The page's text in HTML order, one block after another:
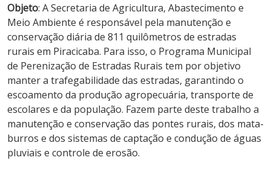
Objeto: A Secretaria de Agricultura, Abastecimento e
Meio Ambiente é responsável pela manutenção e
conservação diária de 811 quilômetros de estradas
rurais em Piracicaba. Para isso, o Programa Municipal
de Perenização de Estradas Rurais tem por objetivo
manter a trafegabilidade das estradas, garantindo o
escoamento da produção agropecuária, transporte de
escolares e da população. Fazem parte deste trabalho a
manutenção e conservação das pontes rurais, dos mata-
burros e dos sistemas de captação e condução de águas
pluviais e controle de erosão.